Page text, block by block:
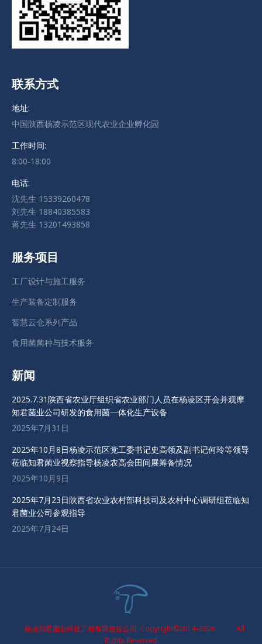
联系方式
地址:
中国陕西杨凌示范区现代农业企业孵化园
工作时间:
8:00-18:00
电话:
沈先生 15339260478
刘先生 18840385583
蒋先生 13201493858
服务项目
工厂设计与施工服务
生产装备定制服务
智慧云仓系列产品
食用菌菌种与技术服务
新闻
2025.7.31陕西省农业厅组织省农业部门人员在杨凌区开会并观摩
知君菌业公司研发的食用菌一体化生产设备
2025年7月31日
2025年10月8日杨凌示范区党工委书记史高领及副书记何玲等领导
莅临知君菌业视察指导杨凌农高会田间展筹备情况
2025年10月9日
2025年7月23日陕西省农业农村部科技司及农村中心调研组莅临知
君菌业公司参观指导
2025年7月24日
杨凌知君菌业科技工程有限责任公司 Copyright©2014–2026
All
Rights Reserved